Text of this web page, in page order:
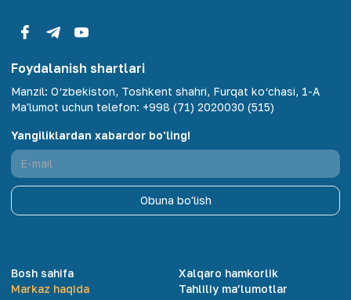
Foydalanish shartlari
Manzil: O‘zbekiston, Toshkent shahri, Furqat ko‘chasi, 1-A
Ma'lumot uchun telefon: +998 (71) 2020030 (515)
Yangiliklardan xabardor bo'ling!
Obuna bo'lish
Bosh sahifa
Markaz haqida
Xalqaro hamkorlik
Tahliliy ma’lumotlar